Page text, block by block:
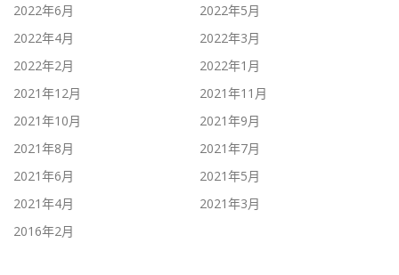
2022年6月
2022年5月
2022年4月
2022年3月
2022年2月
2022年1月
2021年12月
2021年11月
2021年10月
2021年9月
2021年8月
2021年7月
2021年6月
2021年5月
2021年4月
2021年3月
2016年2月